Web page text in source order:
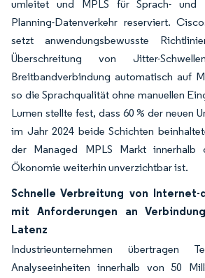
umleitet und MPLS für Sprach- und
Planning-Datenverkehr reserviert.
setzt anwendungsbewusste
Überschreitung von Jitter-
Breitbandverbindung automatisch auf
so die Sprachqualität ohne manuellen
Lumen stellte fest, dass 60 % der neuen
im Jahr 2024 beide Schichten
der Managed MPLS Markt innerhalb
Ökonomie weiterhin unverzichtbar ist.
Schnelle Verbreitung von Internet-
mit Anforderungen an
Latenz
Industrieunternehmen übertragen
Analyseeinheiten innerhalb von 50